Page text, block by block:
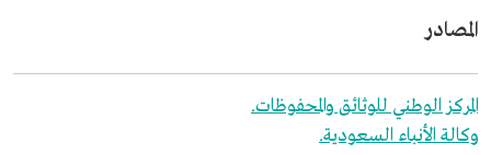
المصادر
المركز الوطني للوثائق والمحفوظات.
وكالة الأنباء السعودية.